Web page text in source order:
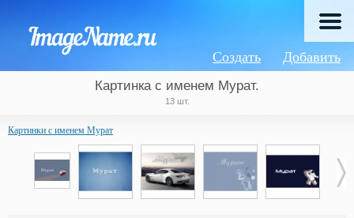
Добавить
Создать
Картинка с именем Мурат.
13 шт.
Картинки с именем Мурат